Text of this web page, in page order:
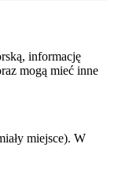
informację
mogą mieć inne
miejsce). W